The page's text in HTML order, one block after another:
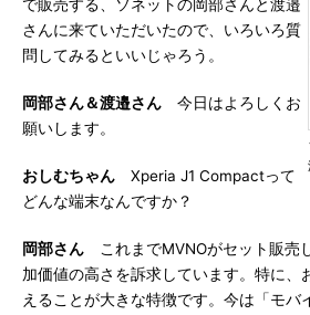
で販売する、ソネットの岡部さんと渡邉
さんに来ていただいたので、いろいろ質
問してみるといいじゃろう。
岡部さん＆渡邉さん 今日はよろしくお
願いします。
おしむちゃん Xperia J1 Compactって
どんな端末なんですか？
岡部さん これまでMVNOがセット販売
加価値の高さを訴求しています。特に、
えることが大きな特徴です。今は「モバ